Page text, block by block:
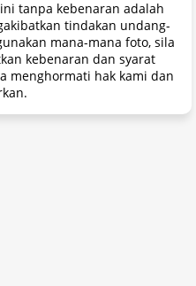
tanpa kebenaran adalah
tindakan undang-
mana-mana foto, sila
kebenaran dan syarat
menghormati hak kami dan